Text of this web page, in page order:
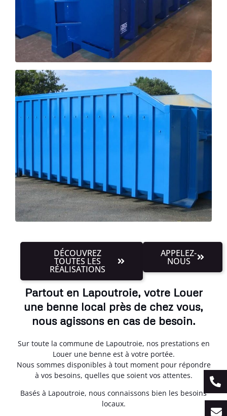
DÉCOUVREZ
TOUTES LES
RÉALISATIONS
APPELEZ-
NOUS
Partout en Lapoutroie, votre Louer
une benne local près de chez vous,
nous agissons en cas de besoin.
Sur toute la commune de Lapoutroie, nos prestations en
Louer une benne est à votre portée.
Nous sommes disponibles à tout moment pour répondre
à vos besoins, quelles que soient vos attentes.
Basés à Lapoutroie, nous connaissons bien les besoins
locaux.